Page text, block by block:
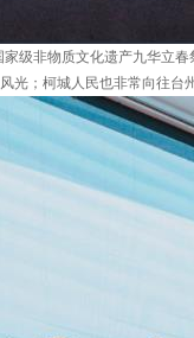
非物质文化遗产九华
；柯城人民也非常向往